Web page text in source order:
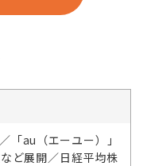
「au（エーユー）」
ど展開／日経平均株